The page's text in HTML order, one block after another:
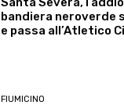
bandiera neroverde
e passa all’Atletico
FIUMICINO